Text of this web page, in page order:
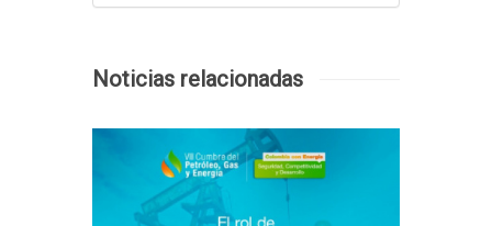
Noticias relacionadas